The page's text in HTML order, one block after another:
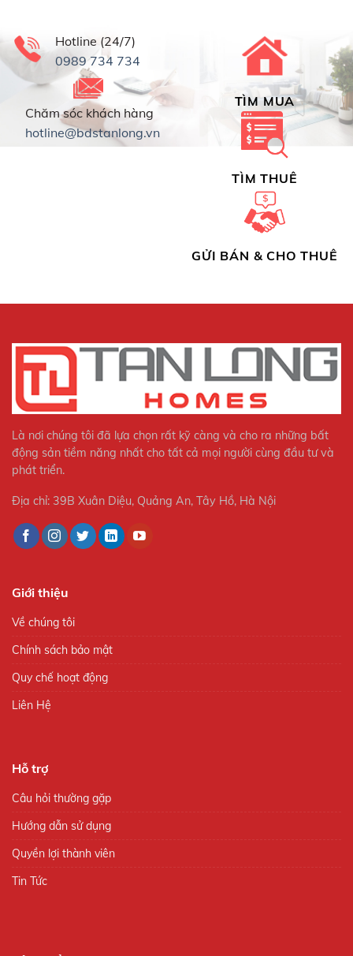
Hotline (24/7)
0989 734 734
Chăm sóc khách hàng
hotline@bdstanlong.vn
TÌM MUA
TÌM THUÊ
GỬI BÁN & CHO THUÊ
Là nơi chúng tôi đã lựa chọn rất kỹ càng và cho ra những bất
động sản tiềm năng nhất cho tất cả mọi người cùng đầu tư và
phát triển.
Địa chỉ: 39B Xuân Diệu, Quảng An, Tây Hồ, Hà Nội
Giới thiệu
Về chúng tôi
Chính sách bảo mật
Quy chế hoạt động
Liên Hệ
Hỗ trợ
Câu hỏi thường gặp
Hướng dẫn sử dụng
Quyền lợi thành viên
Tin Tức